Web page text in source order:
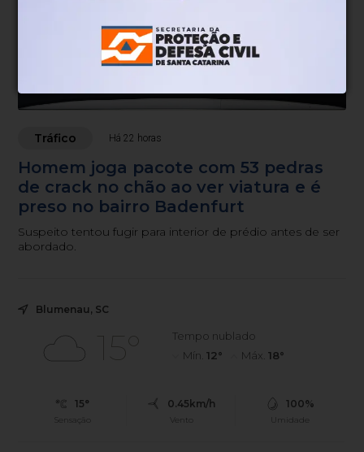
Tráfico Há 22 horas
Homem joga pacote com 53 pedras
de crack no chão ao ver viatura e é
preso no bairro Badenfurt
Suspeito tentou fugir para interior de prédio antes de ser
abordado.
Blumenau, SC
15°
Tempo nublado
Mín. 12° Máx. 18°
15°
Sensação
0.45km/h
Vento
100%
Umidade